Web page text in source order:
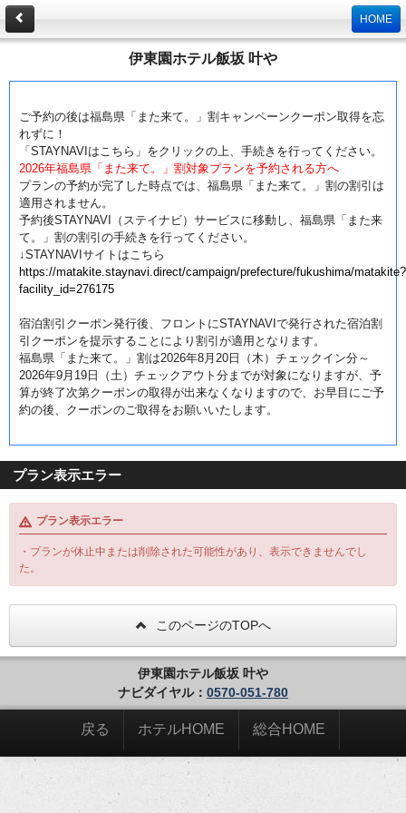
HOME
伊東園ホテル飯坂 叶や
ご予約の後は福島県「また来て。」割キャンペーンクーポン取得を忘
れずに！
「STAYNAVIはこちら」をクリックの上、手続きを行ってください。
2026年福島県「また来て。」割対象プランを予約される方へ
プランの予約が完了した時点では、福島県「また来て。」割の割引は
適用されません。
予約後STAYNAVI（ステイナビ）サービスに移動し、福島県「また来
て。」割の割引の手続きを行ってください。
↓STAYNAVIサイトはこちら
https://matakite.staynavi.direct/campaign/prefecture/fukushima/matakite?
facility_id=276175
宿泊割引クーポン発行後、フロントにSTAYNAVIで発行された宿泊割
引クーポンを提示することにより割引が適用となります。
福島県「また来て。」割は2026年8月20日（木）チェックイン分～
2026年9月19日（土）チェックアウト分までが対象になりますが、予
算が終了次第クーポンの取得が出来なくなりますので、お早目にご予
約の後、クーポンのご取得をお願いいたします。
プラン表示エラー
プラン表示エラー
・プランが休止中または削除された可能性があり、表示できませんでし
た。
このページのTOPへ
伊東園ホテル飯坂 叶や
ナビダイヤル： 0570-051-780
戻る ホテルHOME 総合HOME